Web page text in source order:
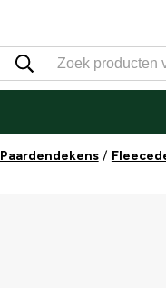
Paardendekens